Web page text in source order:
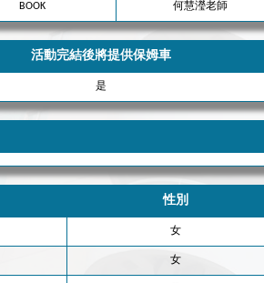
BOOK 何慧瀅老師
活動完結後將提供保姆車
是
性別
女
女